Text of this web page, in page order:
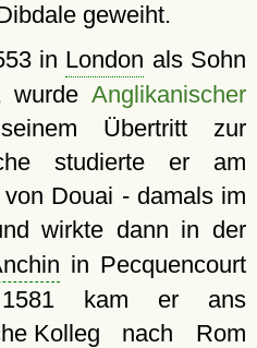
geweiht.
in London als Sohn
wurde Anglikanischer
Übertritt zur
studierte er am
Douai - damals im
wirkte dann in der
in Pecquencourt
1581 kam er ans
Kolleg nach Rom